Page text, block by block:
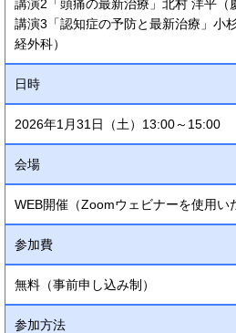
講演2「頭痛の最新治療」北村 洋平（
講演3「認知症の予防と最新治療」小
経外科）
日時
2026年1月31日（土）13:00～15:00
会場
WEB開催（Zoomウェビナーを使用い
参加費
無料（事前申し込み制）
参加方法